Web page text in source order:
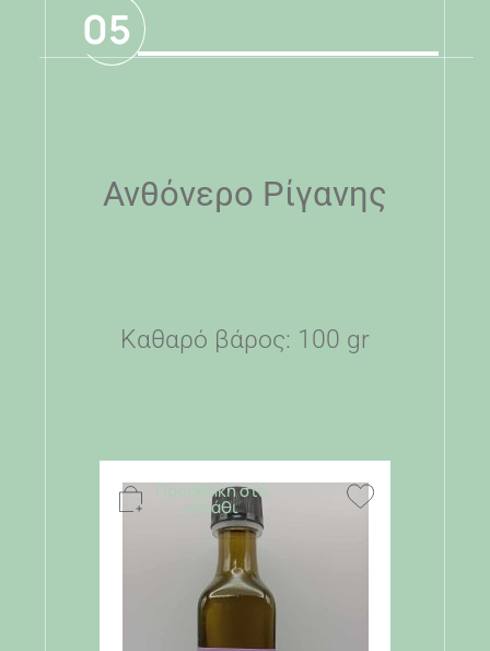
05
Ανθόνερο Ρίγανης
Καθαρό βάρος: 100 gr
Προσθήκη στο
καλάθι